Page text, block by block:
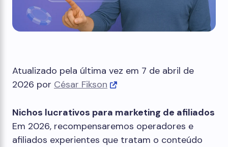
Atualizado pela última vez em 7 de abril de
2026 por César Fikson
Nichos lucrativos para marketing de afiliados
Em 2026, recompensaremos operadores e
afiliados experientes que tratam o conteúdo